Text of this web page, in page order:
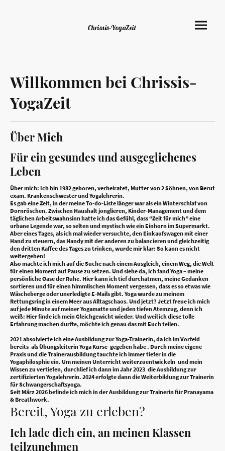
Chrissis-YogaZeit
Willkommen bei Chrissis-
YogaZeit
Über Mich
Für ein gesundes und ausgeglichenes
Leben
Über mich: Ich bin 1982 geboren, verheiratet, Mutter von 2 Söhnen, von Beruf
exam. Krankenschwester und Yogalehrerin.
Es gab eine Zeit, in der meine To-do-Liste länger war als ein Winterschlaf von
Dornröschen. Zwischen Haushalt jonglieren, Kinder-Management und dem
täglichen Arbeitswahnsinn hatte ich das Gefühl, dass “Zeit für mich” eine
urbane Legende war, so selten und mystisch wie ein Einhorn im Supermarkt.
Aber eines Tages, als ich mal wieder versuchte, den Einkaufswagen mit einer
Hand zu steuern, das Handy mit der anderen zu balancieren und gleichzeitig
den dritten Kaffee des Tages zu trinken, wurde mir klar: So kann es nicht
weitergehen!
Also machte ich mich auf die Suche nach einem Ausgleich, einem Weg, die Welt
für einen Moment auf Pause zu setzen. Und siehe da, ich fand Yoga – meine
persönliche Oase der Ruhe. Hier kann ich tief durchatmen, meine Gedanken
sortieren und für einen himmlischen Moment vergessen, dass es so etwas wie
Wäscheberge oder unerledigte E-Mails gibt. Yoga wurde zu meinem
Rettungsring in einem Meer aus Alltagschaos. Und jetzt? Jetzt freue ich mich
auf jede Minute auf meiner Yogamatte und jeden tiefen Atemzug, denn ich
weiß: Hier finde ich mein Gleichgewicht wieder. Und weil ich diese tolle
Erfahrung machen durfte, möchte ich genau das mit Euch teilen.
2021 absolvierte ich eine Ausbildung zur Yoga-Trainerin, da ich im Vorfeld
bereits als Übungsleiterin Yoga Kurse gegeben habe . Durch meine eigene
Praxis und die Trainerausbildung tauchte ich immer tiefer in die
Yogaphilosphie ein. Um meinen Unterricht weiterzuentwickeln und mein
Wissen zu vertiefen, durchlief ich dann im Jahr 2023 die Ausbildung zur
zertifizierten Yogalehrerin. 2024 erfolgte dann die Weiterbildung zur Trainerin
für Schwangerschaftsyoga.
Seit März 2026 befinde ich mich in der Ausbildung zur Trainerin für Pranayama
& Breathwork.
Bereit, Yoga zu erleben?
Ich lade dich ein, an meinen Klassen
teilzunehmen